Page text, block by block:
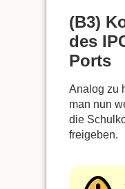
(B3)
des
Ports
Analog zu
man nun
die
freigeben.